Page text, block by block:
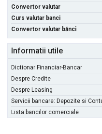
Convertor valutar
Curs valutar banci
Convertor valutar bănci
Informatii utile
Dictionar Financiar-Bancar
Despre Credite
Despre Leasing
Servicii bancare: Depozite si
Lista bancilor comerciale